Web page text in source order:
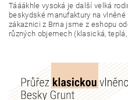
Tááákhle vysoká je další velká
beskydské manufaktury na
zákaznici z Brna jsme z eshopu
různých objemech (klasická, teplá,